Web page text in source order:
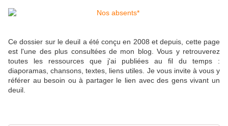
Ce dossier sur le deuil a été conçu en 2008 et depuis, cette page
est l'une des plus consultées de mon blog. Vous y retrouverez
toutes les ressources que j'ai publiées au fil du temps :
diaporamas, chansons, textes, liens utiles. Je vous invite à vous y
référer au besoin ou à partager le lien avec des gens vivant un
deuil.